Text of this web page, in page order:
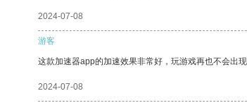
2024-07-08
游客
这款加速器app的加速效果非常好，玩游戏再也不会出
2024-07-08